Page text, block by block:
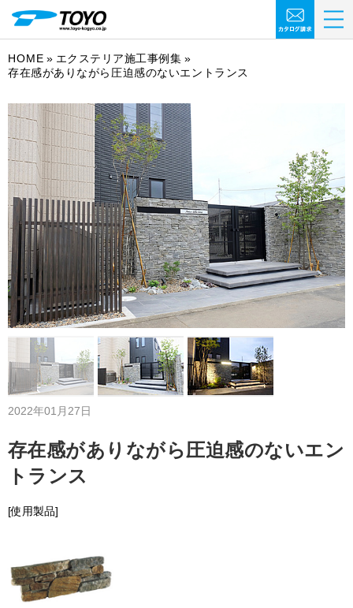
HOME
エクステリア施工事例集
存在感がありながら圧迫感のないエントランス
2022年01月27日
存在感がありながら圧迫感のないエン
トランス
[使用製品]